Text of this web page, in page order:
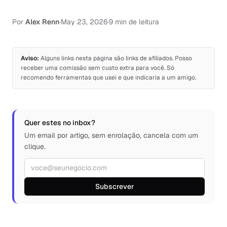
Por Alex Renn·May 23, 2026·9 min de leitura
Aviso: Alguns links nesta página são links de afiliados. Posso
receber uma comissão sem custo extra para você. Só
recomendo ferramentas que usei e que indicaria a um amigo.
Quer estes no inbox?
Um email por artigo, sem enrolação, cancela com um
clique.
Endereço de e-mail
Subscrever